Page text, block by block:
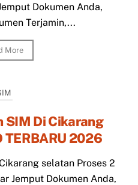
Dokumen Anda,
Terjamin,...
More
SIM Di Cikarang
TERBARU 2026
selatan Proses 2
Jemput Dokumen Anda,